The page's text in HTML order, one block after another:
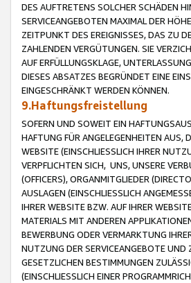
DES AUFTRETENS SOLCHER SCHÄDEN
SERVICEANGEBOTEN MAXIMAL DER
ZEITPUNKT DES EREIGNISSES, DAS ZU
ZAHLENDEN VERGÜTUNGEN. SIE
AUF ERFÜLLUNGSKLAGE,
DIESES ABSATZES BEGRÜNDET EINE
EINGESCHRÄNKT WERDEN KÖNNEN.
9.Haftungsfreistellung
SOFERN UND SOWEIT EIN
HAFTUNG FÜR ANGELEGENHEITEN AUS,
WEBSITE (EINSCHLIESSLICH IHRER
VERPFLICHTEN SICH, UNS, UNSERE
(OFFICERS), ORGANMITGLIEDER
AUSLAGEN (EINSCHLIESSLICH
IHRER WEBSITE BZW. AUF IHRER
MATERIALS MIT ANDEREN
BEWERBUNG ODER VERMARKTUNG
NUTZUNG DER SERVICEANGEBOTE UND
GESETZLICHEN BESTIMMUNGEN
(EINSCHLIESSLICH EINER